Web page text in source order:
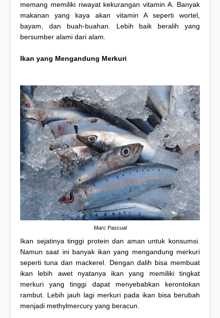
memang memiliki riwayat kekurangan vitamin A. Banyak
makanan yang kaya akan vitamin A seperti wortel,
bayam, dan buah-buahan. Lebih baik beralih yang
bersumber alami dari alam.
Ikan yang Mengandung Merkuri
Marc Pascual
Ikan sejatinya tinggi protein dan aman untuk konsumsi.
Namun saat ini banyak ikan yang mengandung merkuri
seperti tuna dan mackerel. Dengan dalih bisa membuat
ikan lebih awet nyatanya ikan yang memiliki tingkat
merkuri yang tinggi dapat menyebabkan kerontokan
rambut. Lebih jauh lagi merkuri pada ikan bisa berubah
menjadi methylmercury yang beracun.